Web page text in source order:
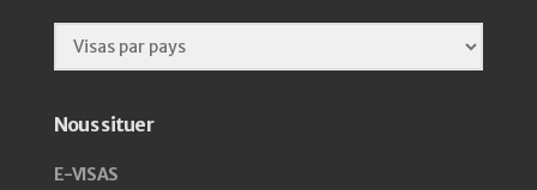
Nous situer
E-VISAS